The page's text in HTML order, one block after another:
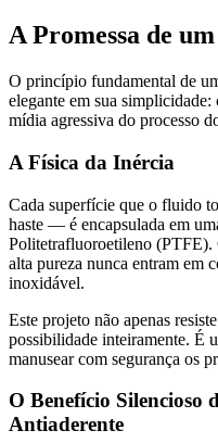
A Promessa de
O princípio fundamental de
elegante em sua
mídia agressiva do processo
A Física da Inércia
Cada superfície que o fluido
haste — é encapsulada em
Politetrafluoroetileno (PTFE).
alta pureza nunca entram em
inoxidável.
Este projeto não apenas
possibilidade inteiramente. É
manusear com segurança os
O Benefício Silencioso
Antiaderente